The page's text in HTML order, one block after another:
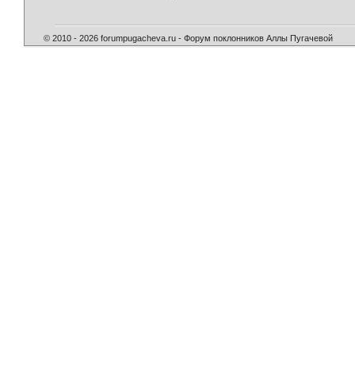
© 2010 - 2026 forumpugacheva.ru - Форум поклонников Аллы Пугачевой